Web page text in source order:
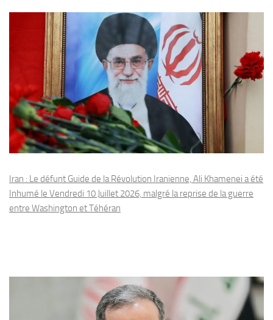
Iran : Le défunt Guide de la Révolution Iranienne, Ali Khamenei a été
Inhumé le Vendredi 10 Juillet 2026, malgré la reprise de la guerre
entre Washington et Téhéran